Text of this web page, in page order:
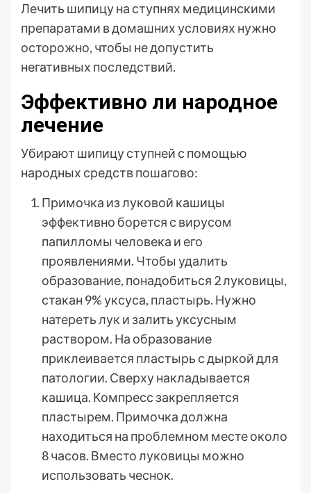
Лечить шипицу на ступнях медицинскими
препаратами в домашних условиях нужно
осторожно, чтобы не допустить
негативных последствий.
Эффективно ли народное
лечение
Убирают шипицу ступней с помощью
народных средств пошагово:
Примочка из луковой кашицы
эффективно борется с вирусом
папилломы человека и его
проявлениями. Чтобы удалить
образование, понадобиться 2 луковицы,
стакан 9% уксуса, пластырь. Нужно
натереть лук и залить уксусным
раствором. На образование
приклеивается пластырь с дыркой для
патологии. Сверху накладывается
кашица. Компресс закрепляется
пластырем. Примочка должна
находиться на проблемном месте около
8 часов. Вместо луковицы можно
использовать чеснок.